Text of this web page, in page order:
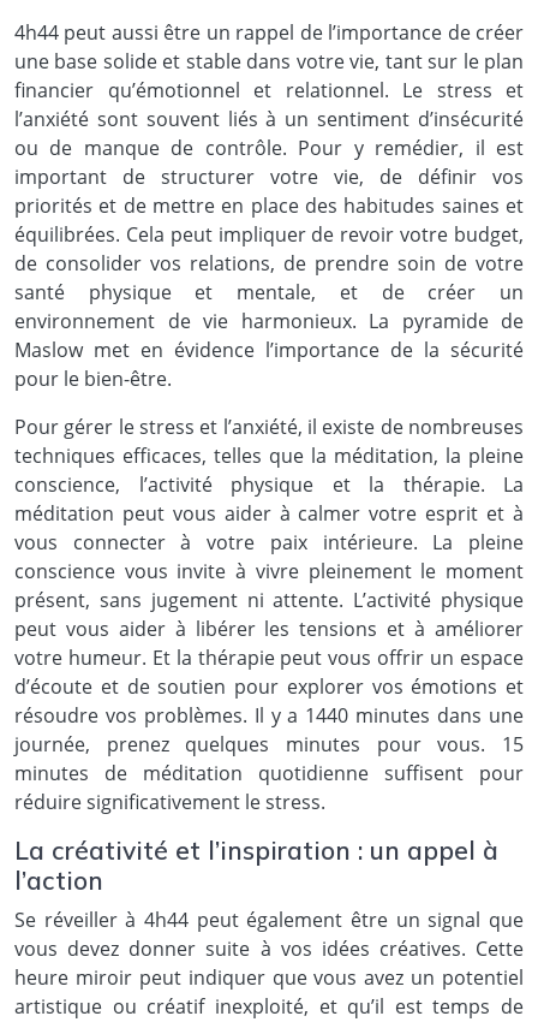
4h44 peut aussi être un rappel de l’importance de créer
une base solide et stable dans votre vie, tant sur le plan
financier qu’émotionnel et relationnel. Le stress et
l’anxiété sont souvent liés à un sentiment d’insécurité
ou de manque de contrôle. Pour y remédier, il est
important de structurer votre vie, de définir vos
priorités et de mettre en place des habitudes saines et
équilibrées. Cela peut impliquer de revoir votre budget,
de consolider vos relations, de prendre soin de votre
santé physique et mentale, et de créer un
environnement de vie harmonieux. La pyramide de
Maslow met en évidence l’importance de la sécurité
pour le bien-être.
Pour gérer le stress et l’anxiété, il existe de nombreuses
techniques efficaces, telles que la méditation, la pleine
conscience, l’activité physique et la thérapie. La
méditation peut vous aider à calmer votre esprit et à
vous connecter à votre paix intérieure. La pleine
conscience vous invite à vivre pleinement le moment
présent, sans jugement ni attente. L’activité physique
peut vous aider à libérer les tensions et à améliorer
votre humeur. Et la thérapie peut vous offrir un espace
d’écoute et de soutien pour explorer vos émotions et
résoudre vos problèmes. Il y a 1440 minutes dans une
journée, prenez quelques minutes pour vous. 15
minutes de méditation quotidienne suffisent pour
réduire significativement le stress.
La créativité et l’inspiration : un appel à
l’action
Se réveiller à 4h44 peut également être un signal que
vous devez donner suite à vos idées créatives. Cette
heure miroir peut indiquer que vous avez un potentiel
artistique ou créatif inexploité, et qu’il est temps de